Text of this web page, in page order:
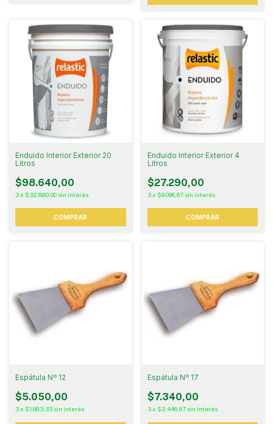
Enduido Interior Exterior 20
Litros
$98.640,00
3x $32.880,00 sin interés
COMPRAR
Enduido Interior Exterior 4
Litros
$27.290,00
3 x $9.096,67 sin interés
COMPRAR
Espátula Nº 12
$5.050,00
3x $1.683,33 sin interés
Espátula Nº 17
$7.340,00
3 x $2.446,67 sin interés